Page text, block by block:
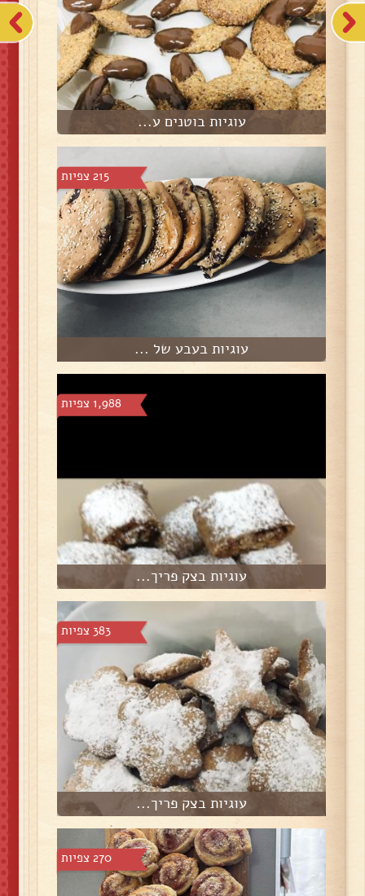
עוגיות בוטנים ע...
215 צפיות
עוגיות בעבע של ...
1,988 צפיות
עוגיות בצק פריך...
383 צפיות
עוגיות בצק פריך...
270 צפיות